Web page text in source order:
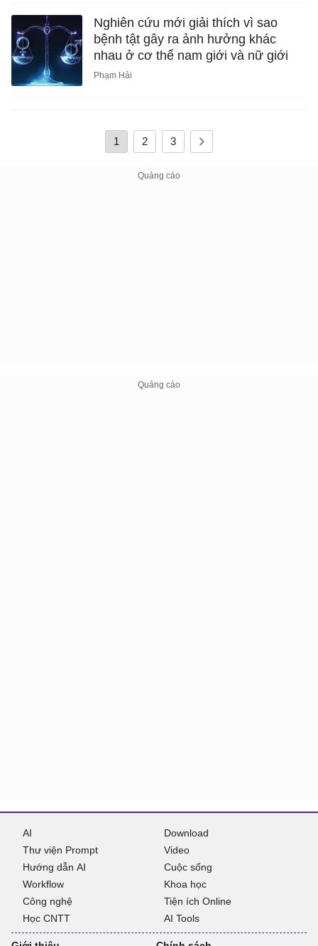
Nghiên cứu mới giải thích vì sao
bệnh tật gây ra ảnh hưởng khác
nhau ở cơ thể nam giới và nữ giới
Phạm Hải
1 2 3
AI
Thư viện Prompt
Hướng dẫn AI
Workflow
Công nghệ
Học CNTT
Download
Video
Cuộc sống
Khoa học
Tiện ích Online
AI Tools